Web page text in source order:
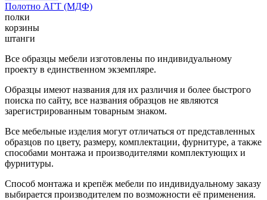
Полотно АГТ (МДФ)
полки
корзины
штанги
Все образцы мебели изготовлены по индивидуальному
проекту в единственном экземпляре.
Образцы имеют названия для их различия и более быстрого
поиска по сайту, все названия образцов не являются
зарегистрированным товарным знаком.
Все мебельные изделия могут отличаться от представленных
образцов по цвету, размеру, комплектации, фурнитуре, а также
способами монтажа и производителями комплектующих и
фурнитуры.
Способ монтажа и крепёж мебели по индивидуальному заказу
выбирается производителем по возможности её применения.